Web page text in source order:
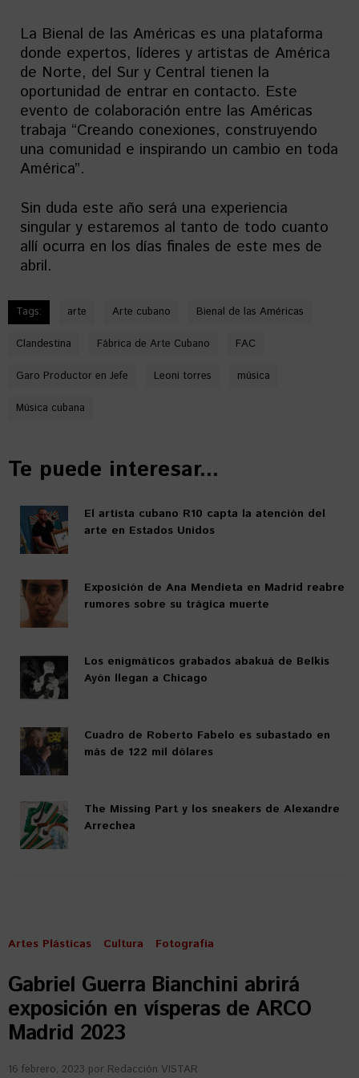
La Bienal de las Américas es una plataforma
donde expertos, líderes y artistas de América
de Norte, del Sur y Central tienen la
oportunidad de entrar en contacto. Este
evento de colaboración entre las Américas
trabaja “Creando conexiones, construyendo
una comunidad e inspirando un cambio en toda
América”.
Sin duda este año será una experiencia
singular y estaremos al tanto de todo cuanto
allí ocurra en los días finales de este mes de
abril.
Tags: arte Arte cubano Bienal de las Américas
Clandestina Fábrica de Arte Cubano FAC
Garo Productor en Jefe Leoni torres música
Música cubana
Te puede interesar...
El artista cubano R10 capta la atención del
arte en Estados Unidos
Exposición de Ana Mendieta en Madrid reabre
rumores sobre su trágica muerte
Los enigmáticos grabados abakuá de Belkis
Ayón llegan a Chicago
Cuadro de Roberto Fabelo es subastado en
más de 122 mil dólares
The Missing Part y los sneakers de Alexandre
Arrechea
Artes Plásticas Cultura Fotografía
Gabriel Guerra Bianchini abrirá
exposición en vísperas de ARCO
Madrid 2023
16 febrero, 2023 por Redacción VISTAR